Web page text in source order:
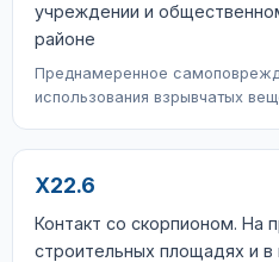
учреждении и
районе
Преднамеренное
использования взрывчатых
X22.6
Контакт со скорпионом. На
строительных площадях и